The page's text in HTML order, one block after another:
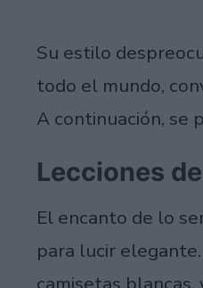
Su estilo
todo el mundo,
A continuación, se
Lecciones
El encanto de lo
para lucir